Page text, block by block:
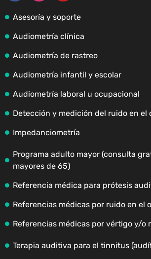
Asesoría y soporte
Audiometría clínica
Audiometría de rastreo
Audiometría infantil y escolar
Audiometría laboral u ocupacional
Detección y medición del ruido en el
Impedanciometría
Programa adulto mayor (consulta
mayores de 65)
Referencia médica para prótesis
Referencias médicas por ruido en el
Referencias médicas por vértigo y/o
Terapia auditiva para el tinnitus